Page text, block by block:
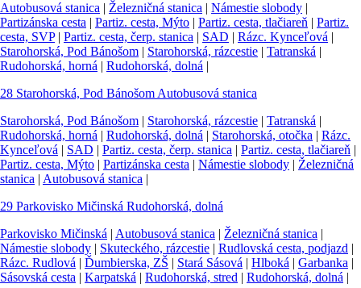
Autobusová stanica | Železničná stanica | Námestie slobody |
Partizánska cesta | Partiz. cesta, Mýto | Partiz. cesta, tlačiareň | Partiz.
cesta, SVP| Partiz. cesta, čerp. stanica | SAD | Rázc. Kynceľová |
Starohorská, Pod Bánošom | Starohorská, rázcestie | Tatranská |
Rudohorská, horná | Rudohorská, dolná |
28 Starohorská, Pod Bánošom Autobusová stanica
Starohorská, Pod Bánošom | Starohorská, rázcestie | Tatranská |
Rudohorská, horná | Rudohorská, dolná | Starohorská, otočka | Rázc.
Kynceľová | SAD | Partiz. cesta, čerp. stanica | Partiz. cesta, tlačiareň |
Partiz. cesta, Mýto | Partizánska cesta | Námestie slobody | Železničná
stanica | Autobusová stanica |
29 Parkovisko Mičinská Rudohorská, dolná
Parkovisko Mičinská | Autobusová stanica | Železničná stanica |
Námestie slobody | Skuteckého, rázcestie | Rudlovská cesta, podjazd |
Rázc. Rudlová | Ďumbierska, ZŠ | Stará Sásová | Hlboká | Garbanka |
Sásovská cesta | Karpatská | Rudohorská, stred | Rudohorská, dolná |